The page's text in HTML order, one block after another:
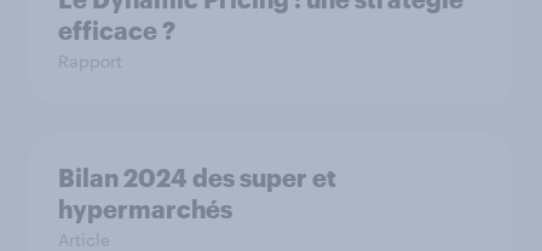
efficace ?
Rapport
Bilan 2024 des super et
hypermarchés
Article